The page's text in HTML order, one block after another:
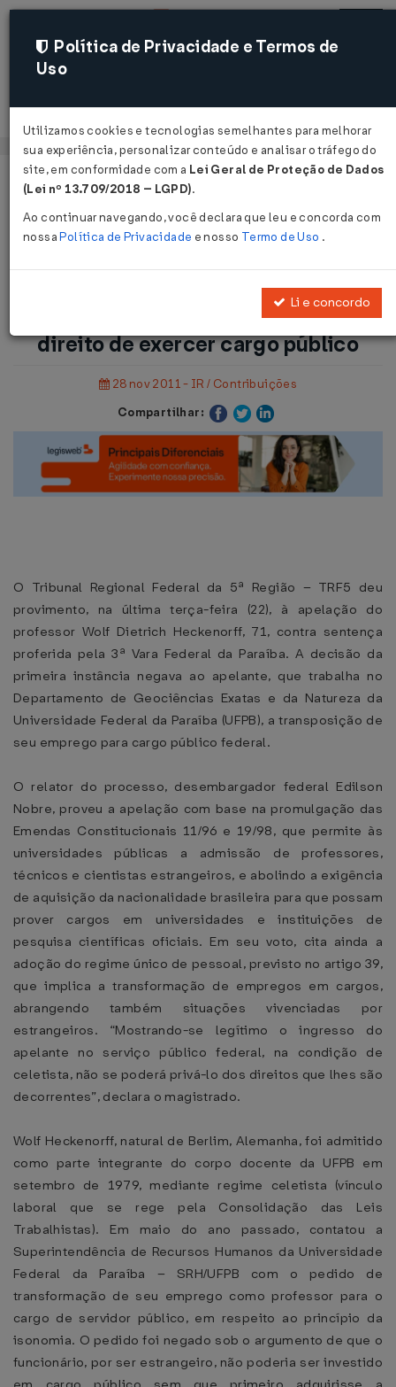
Acessar
Página Inicial
Notícias
público...
Voltar
Professor: estrangeiro adquire
direito de exercer cargo público
28 nov 2011 - IR / Contribuições
Compartilhar:
O Tribunal Regional Federal da 5ª Região – TRF5 deu
provimento, na última terça-feira (22), à apelação do
professor Wolf Dietrich Heckenorff, 71, contra sentença
proferida pela 3ª Vara Federal da Paraíba. A decisão da
primeira instância negava ao apelante, que trabalha no
Departamento de Geociências Exatas e da Natureza da
Universidade Federal da Paraíba (UFPB), a transposição de
seu emprego para cargo público federal.
O relator do processo, desembargador federal Edilson
Nobre, proveu a apelação com base na promulgação das
Emendas Constitucionais 11/96 e 19/98, que permite às
universidades públicas a admissão de professores,
técnicos e cientistas estrangeiros, e abolindo a exigência
de aquisição da nacionalidade brasileira para que possam
prover cargos em universidades e instituições de
pesquisa científicas oficiais. Em seu voto, cita ainda a
adoção do regime único de pessoal, previsto no artigo 39,
que implica a transformação de empregos em cargos,
abrangendo também situações vivenciadas por
estrangeiros. “Mostrando-se legítimo o ingresso do
apelante no serviço público federal, na condição de
celetista, não se poderá privá-lo dos direitos que lhes são
decorrentes”, declara o magistrado.
Wolf Heckenorff, natural de Berlim, Alemanha, foi admitido
como parte integrante do corpo docente da UFPB em
setembro de 1979, mediante regime celetista (vínculo
laboral que se rege pela Consolidação das Leis
Trabalhistas). Em maio do ano passado, contatou a
Superintendência de Recursos Humanos da Universidade
Federal da Paraíba – SRH/UFPB com o pedido de
transformação de seu emprego como professor para o
cargo de servidor público, em respeito ao princípio da
isonomia. O pedido foi negado sob o argumento de que o
funcionário, por ser estrangeiro, não poderia ser investido
Política de Privacidade e Termos de
Uso
Utilizamos cookies e tecnologias semelhantes para melhorar
sua experiência, personalizar conteúdo e analisar o tráfego do
site, em conformidade com a Lei Geral de Proteção de Dados
(Lei nº 13.709/2018 – LGPD).
Ao continuar navegando, você declara que leu e concorda com
nossaPolítica de Privacidade e nosso Termo de Uso .
Li e concordo